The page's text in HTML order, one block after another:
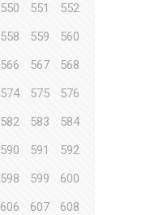
550 551
552
558 559
560
566 567
568
574 575
576
582 583
584
590 591
592
598 599
600
606 607
608